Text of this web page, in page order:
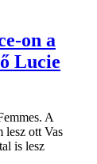
on a
Lucie
A
lesz ott Vas
is lesz